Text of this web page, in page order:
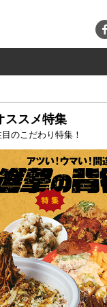
ススメ特集
目のこだわり特集！